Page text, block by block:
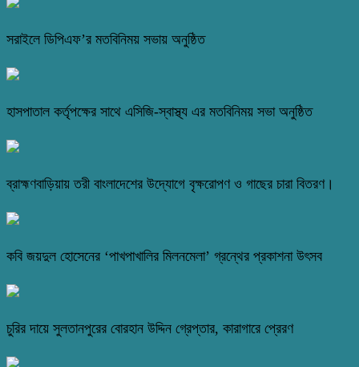
সরাইলে ডিপিএফ’র মতবিনিময় সভায় অনুষ্ঠিত
হাসপাতাল কর্তৃপক্ষের সাথে এসিজি-স্বাস্থ্য এর মতবিনিময় সভা অনুষ্ঠিত
ব্রাহ্মণবাড়িয়ায় তরী বাংলাদেশের উদ্যোগে বৃক্ষরোপণ ও গাছের চারা বিতরণ।
কবি জয়দুল হোসেনের ‘পাখপাখালির মিলনমেলা’ গ্রন্থের প্রকাশনা উৎসব
চুরির দায়ে সুলতানপুরের বোরহান উদ্দিন গ্রেপ্তার, কারাগারে প্রেরণ